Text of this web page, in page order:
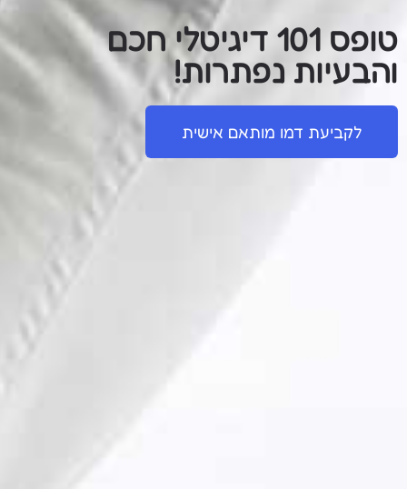
טופס 101 דיגיטלי חכם
והבעיות נפתרות!
לקביעת דמו מותאם אישית